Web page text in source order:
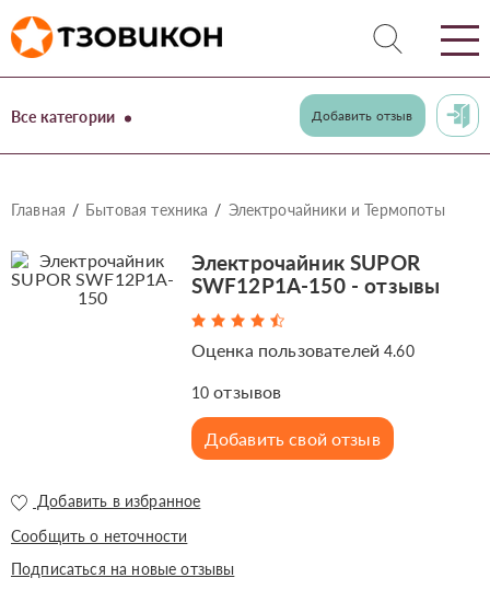
Все категории Добавить отзыв
Главная Бытовая техника Электрочайники и Термопоты
Электрочайник SUPOR
SWF12P1A-150 - отзывы
Оценка пользователей4.60
10 отзывов
Добавить свой отзыв
Добавить в избранное
Сообщить о неточности
Подписаться на новые отзывы